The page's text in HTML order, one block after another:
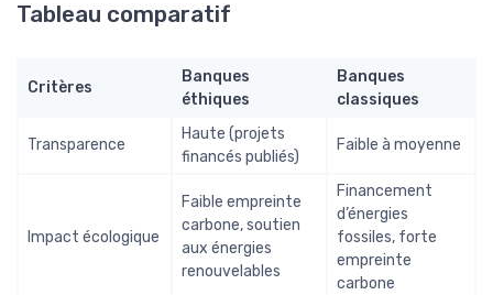
Tableau comparatif
Critères
Banques
éthiques
Banques
classiques
Transparence
Haute (projets
financés publiés)
Faible à moyenne
Impact écologique
Faible empreinte
carbone, soutien
aux énergies
renouvelables
Financement
d’énergies
fossiles, forte
empreinte
carbone